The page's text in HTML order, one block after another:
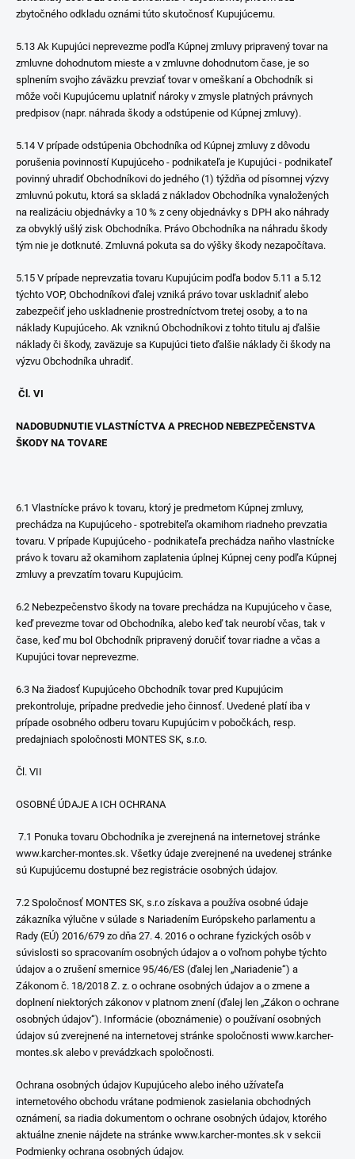
zbytočného odkladu oznámi túto skutočnosť Kupujúcemu.
5.13 Ak Kupujúci neprevezme podľa Kúpnej zmluvy pripravený tovar na
zmluvne dohodnutom mieste a v zmluvne dohodnutom čase, je so
splnením svojho záväzku prevziať tovar v omeškaní a Obchodník si
môže voči Kupujúcemu uplatniť nároky v zmysle platných právnych
predpisov (napr. náhrada škody a odstúpenie od Kúpnej zmluvy).
5.14 V prípade odstúpenia Obchodníka od Kúpnej zmluvy z dôvodu
porušenia povinností Kupujúceho - podnikateľa je Kupujúci - podnikateľ
povinný uhradiť Obchodníkovi do jedného (1) týždňa od písomnej výzvy
zmluvnú pokutu, ktorá sa skladá z nákladov Obchodníka vynaložených
na realizáciu objednávky a 10 % z ceny objednávky s DPH ako náhrady
za obvyklý ušlý zisk Obchodníka. Právo Obchodníka na náhradu škody
tým nie je dotknuté. Zmluvná pokuta sa do výšky škody nezapočítava.
5.15 V prípade neprevzatia tovaru Kupujúcim podľa bodov 5.11 a 5.12
týchto VOP, Obchodníkovi ďalej vzniká právo tovar uskladniť alebo
zabezpečiť jeho uskladnenie prostredníctvom tretej osoby, a to na
náklady Kupujúceho. Ak vzniknú Obchodníkovi z tohto titulu aj ďalšie
náklady či škody, zaväzuje sa Kupujúci tieto ďalšie náklady či škody na
výzvu Obchodníka uhradiť.
Čl. VI
NADOBUDNUTIE VLASTNÍCTVA A PRECHOD NEBEZPEČENSTVA
ŠKODY NA TOVARE
6.1 Vlastnícke právo k tovaru, ktorý je predmetom Kúpnej zmluvy,
prechádza na Kupujúceho - spotrebiteľa okamihom riadneho prevzatia
tovaru. V prípade Kupujúceho - podnikateľa prechádza naňho vlastnícke
právo k tovaru až okamihom zaplatenia úplnej Kúpnej ceny podľa Kúpnej
zmluvy a prevzatím tovaru Kupujúcim.
6.2 Nebezpečenstvo škody na tovare prechádza na Kupujúceho v čase,
keď prevezme tovar od Obchodníka, alebo keď tak neurobí včas, tak v
čase, keď mu bol Obchodník pripravený doručiť tovar riadne a včas a
Kupujúci tovar neprevezme.
6.3 Na žiadosť Kupujúceho Obchodník tovar pred Kupujúcim
prekontroluje, prípadne predvedie jeho činnosť. Uvedené platí iba v
prípade osobného odberu tovaru Kupujúcim v pobočkách, resp.
predajniach spoločnosti MONTES SK, s.r.o.
Čl. VII
OSOBNÉ ÚDAJE A ICH OCHRANA
7.1 Ponuka tovaru Obchodníka je zverejnená na internetovej stránke
www.karcher-montes.sk. Všetky údaje zverejnené na uvedenej stránke
sú Kupujúcemu dostupné bez registrácie osobných údajov.
7.2 Spoločnosť MONTES SK, s.r.o získava a používa osobné údaje
zákazníka výlučne v súlade s Nariadením Európskeho parlamentu a
Rady (EÚ) 2016/679 zo dňa 27. 4. 2016 o ochrane fyzických osôb v
súvislosti so spracovaním osobných údajov a o voľnom pohybe týchto
údajov a o zrušení smernice 95/46/ES (ďalej len „Nariadenie“) a
Zákonom č. 18/2018 Z. z. o ochrane osobných údajov a o zmene a
doplnení niektorých zákonov v platnom znení (ďalej len „Zákon o ochrane
osobných údajov“). Informácie (oboznámenie) o používaní osobných
údajov sú zverejnené na internetovej stránke spoločnosti www.karcher-
montes.sk alebo v prevádzkach spoločnosti.
Ochrana osobných údajov Kupujúceho alebo iného užívateľa
internetového obchodu vrátane podmienok zasielania obchodných
oznámení, sa riadia dokumentom o ochrane osobných údajov, ktorého
aktuálne znenie nájdete na stránke www.karcher-montes.sk v sekcii
Podmienky ochrana osobných údajov.